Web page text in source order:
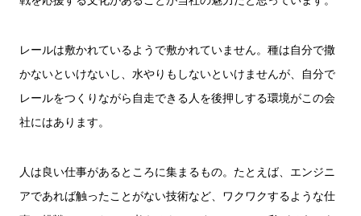
レールは敷かれているようで敷かれていません。種は自分で撒
かないといけないし、水やりもしないといけませんが、自分で
レールをつくりながら自走できる人を後押しする環境がこの会
社にはあります。
人は良い仕事があるところに集まるもの。たとえば、エンジニ
アであれば触ったことがない技術など、ワクワクするような仕